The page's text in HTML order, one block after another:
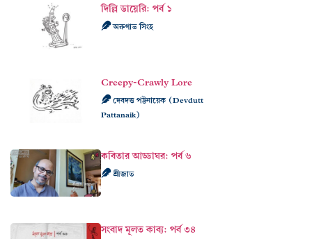
দিল্লি ডায়েরি: পর্ব ১
অরুণাভ সিংহ
Creepy-Crawly Lore
দেবদত্ত পট্টনায়েক (Devdutt
Pattanaik)
কবিতার আড্ডাঘর: পর্ব ৬
শ্রীজাত
সংবাদ মূলত কাব‍্য: পর্ব ৩৪